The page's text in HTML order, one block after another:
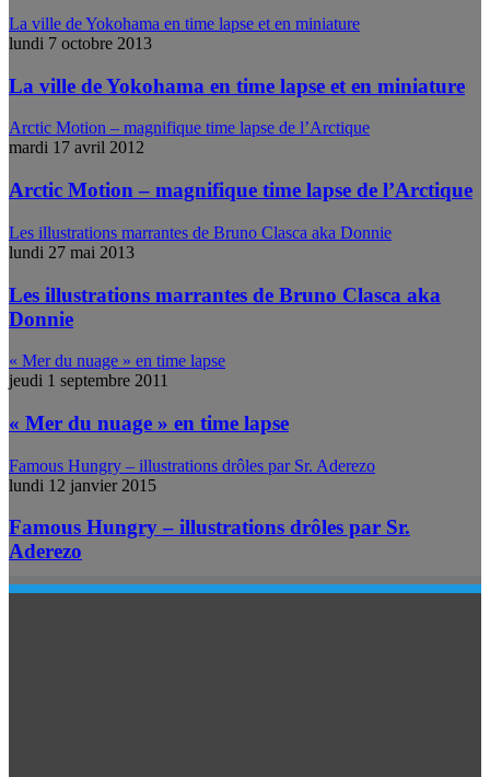
La ville de Yokohama en time lapse et en miniature
lundi 7 octobre 2013
La ville de Yokohama en time lapse et en miniature
Arctic Motion – magnifique time lapse de l’Arctique
mardi 17 avril 2012
Arctic Motion – magnifique time lapse de l’Arctique
Les illustrations marrantes de Bruno Clasca aka Donnie
lundi 27 mai 2013
Les illustrations marrantes de Bruno Clasca aka
Donnie
« Mer du nuage » en time lapse
jeudi 1 septembre 2011
« Mer du nuage » en time lapse
Famous Hungry – illustrations drôles par Sr. Aderezo
lundi 12 janvier 2015
Famous Hungry – illustrations drôles par Sr.
Aderezo